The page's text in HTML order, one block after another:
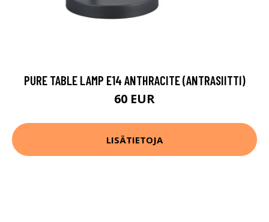
PURE TABLE LAMP E14 ANTHRACITE (ANTRASIITTI)
60 EUR
LISÄTIETOJA